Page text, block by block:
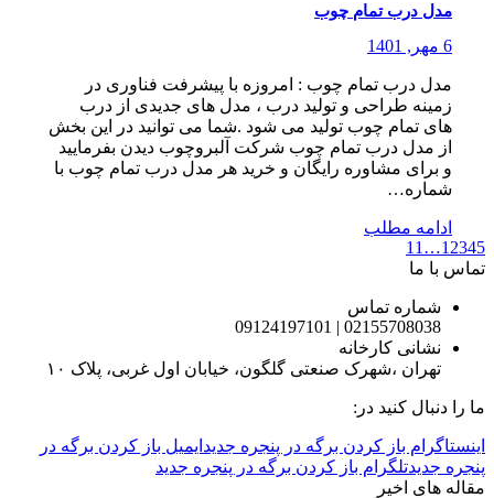
مدل درب تمام چوب
6 مهر, 1401
مدل درب تمام چوب : امروزه با پیشرفت فناوری در
زمینه طراحی و تولید درب ، مدل های جدیدی از درب
های تمام چوب تولید می شود .شما می توانید در این بخش
از مدل درب تمام چوب شرکت آلبروچوب دیدن بفرمایید
و برای مشاوره رایگان و خرید هر مدل درب تمام چوب با
شماره…
ادامه مطلب
1 2345
…
11
تماس با ما
شماره تماس
02155708038 | 09124197101
نشانی کارخانه
تهران ،شهرک صنعتی گلگون، خیابان اول غربی، پلاک ۱۰
ما را دنبال کنید در:
اینستاگرام باز کردن برگه در پنجره جدید ایمیل باز کردن برگه در
پنجره جدیدتلگرام باز کردن برگه در پنجره جدید
مقاله های اخیر